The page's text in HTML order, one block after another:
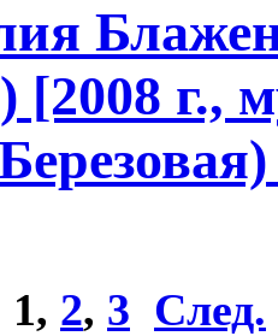
[2008
1, 2, 3 След.